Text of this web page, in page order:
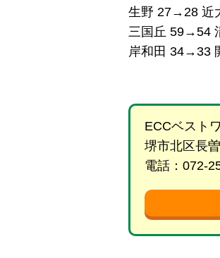
生野 27→28 近
三国丘 59→54
岸和田 34→33
ECCベスト
堺市北区長
電話：072-